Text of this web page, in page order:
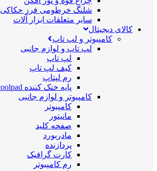
شلنگ خرطومی فرز حکاکی
سایر متعلقات ابزار آلات
کالای دیجیتال
کامپیوتر و لپ تاپ
لپ تاپ و لوازم جانبی
لپ تاپ
کیف لپ تاپ
رم لپتاپ
پایه خنک کننده coolpad
کامپیوتر و لوازم جانبی
کامپیوتر
مانیتور
صفحه کلید
مادربورد
پردازنده
کارت گرافیک
رم کامپیوتر